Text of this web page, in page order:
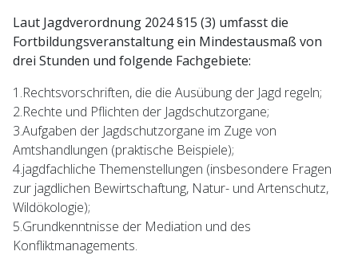
Laut Jagdverordnung 2024 §15 (3) umfasst die
Fortbildungsveranstaltung ein Mindestausmaß von
drei Stunden und folgende Fachgebiete:
1.Rechtsvorschriften, die die Ausübung der Jagd regeln;
2.Rechte und Pflichten der Jagdschutzorgane;
3.Aufgaben der Jagdschutzorgane im Zuge von
Amtshandlungen (praktische Beispiele);
4.jagdfachliche Themenstellungen (insbesondere Fragen
zur jagdlichen Bewirtschaftung, Natur- und Artenschutz,
Wildökologie);
5.Grundkenntnisse der Mediation und des
Konfliktmanagements.